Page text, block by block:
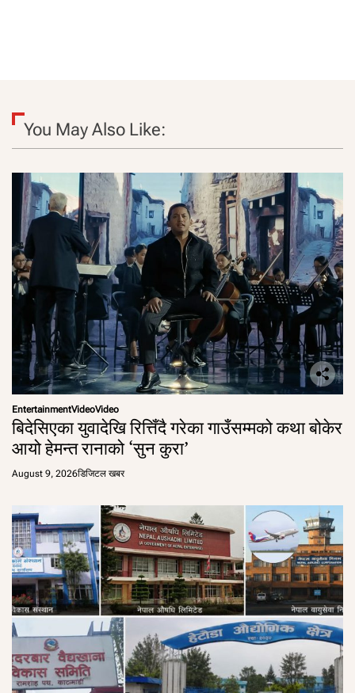
You May Also Like:
EntertainmentVideoVideo
बिदेसिएका युवादेखि रित्तिँदै गरेका गाउँसम्मको कथा बोकेर
आयो हेमन्त रानाको ‘सुन कुरा’
August 9, 2026डिजिटल खबर